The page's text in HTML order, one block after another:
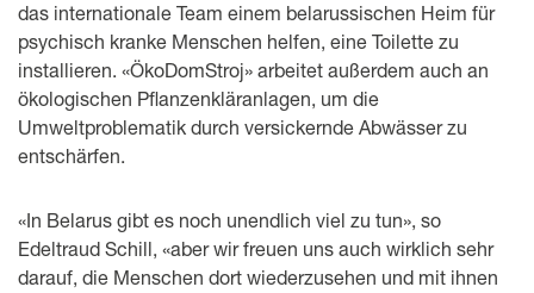
das internationale Team einem belarussischen Heim für
psychisch kranke Menschen helfen, eine Toilette zu
installieren. «ÖkoDomStroj» arbeitet außerdem auch an
ökologischen Pflanzenkläranlagen, um die
Umweltproblematik durch versickernde Abwässer zu
entschärfen.
«In Belarus gibt es noch unendlich viel zu tun», so
Edeltraud Schill, «aber wir freuen uns auch wirklich sehr
darauf, die Menschen dort wiederzusehen und mit ihnen